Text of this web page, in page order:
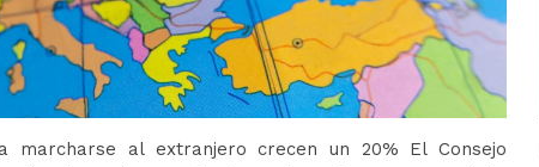
marcharse al extranjero crecen un 20% El Consejo